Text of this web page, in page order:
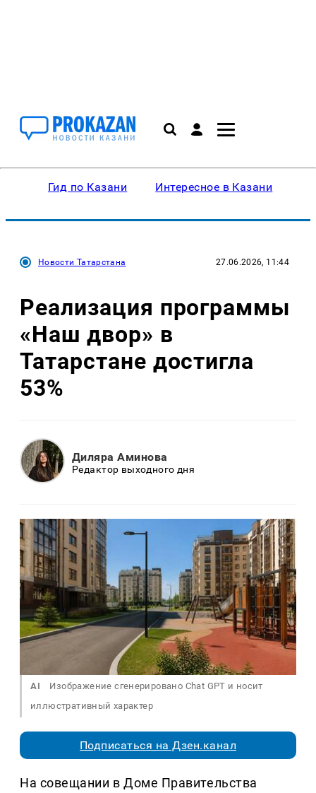
Гид по Казани Интересное в Казани
Новости Татарстана 27.06.2026, 11:44
Реализация программы
«Наш двор» в
Татарстане достигла
53%
Диляра Аминова
Редактор выходного дня
AI
Изображение сгенерировано Chat GPT и носит
иллюстративный характер
Подписаться на Дзен.канал
На совещании в Доме Правительства